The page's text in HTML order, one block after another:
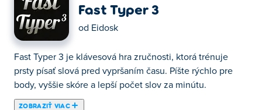
Fast Typer 3
od Eidosk
Fast Typer 3 je klávesová hra zručnosti, ktorá trénuje
prsty písať slová pred vypršaním času. Píšte rýchlo pre
body, vyššie skóre a lepší počet slov za minútu.
ZOBRAZIŤ VIAC